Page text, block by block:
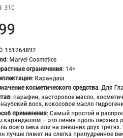
: 310
: 151264892
: Marvel Cosmetics
ограничения: 14+
: Карандаш
косметического средства: Для
: парафин, касторовое масло,
воск, кокосовое масло
применения: Самый простой и
карандашом – это линия вдоль верхних
всего века или на внешних двух
лучше ляжет на слегка припудренное